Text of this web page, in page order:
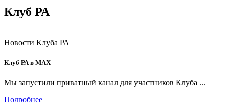
Клуб РА
Новости Клуба РА
Клуб РА в MAX
Мы запустили приватный канал для участников Клуба ...
Подробнее